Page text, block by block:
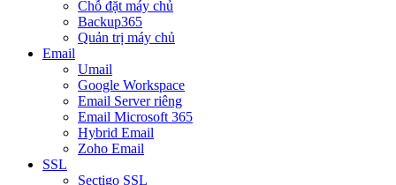
Chỗ đặt máy chủ
Backup365
Quản trị máy chủ
Email
Umail
Google Workspace
Email Server riêng
Email Microsoft 365
Hybrid Email
Zoho Email
SSL
Sectigo SSL